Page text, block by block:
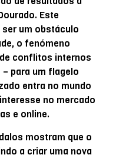
Este
um obstáculo
o fenómeno
conflitos internos
para um flagelo
entra no mundo
no mercado
e online.
mostram que o
a criar uma nova